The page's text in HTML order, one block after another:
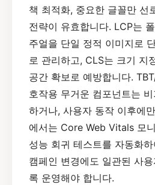
책 최적화, 중요한 글꼴만 선
전략이 유효합니다. LCP는
주얼을 단일 정적 이미지로
로 관리하고, CLS는 크기 지
공간 확보로 예방합니다.
호작용 무거운 컴포넌트는
하거나, 사용자 동작 이후에
에서는 Core Web Vitals 모
성능 회귀 테스트를 자동화
캠페인 변경에도 일관된 사
록 운영해야 합니다.